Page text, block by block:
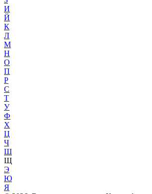
И
Й
К
Л
М
Н
О
П
Р
С
Т
У
Ф
Х
Ц
Ч
Ш
Щ
Э
Ю
Я